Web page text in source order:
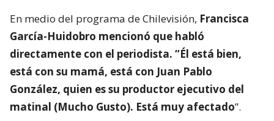
En medio del programa de Chilevisión, Francisca
García-Huidobro mencionó que habló
directamente con el periodista. “Él está bien,
está con su mamá, está con Juan Pablo
González, quien es su productor ejecutivo del
matinal (Mucho Gusto). Está muy afectado”.